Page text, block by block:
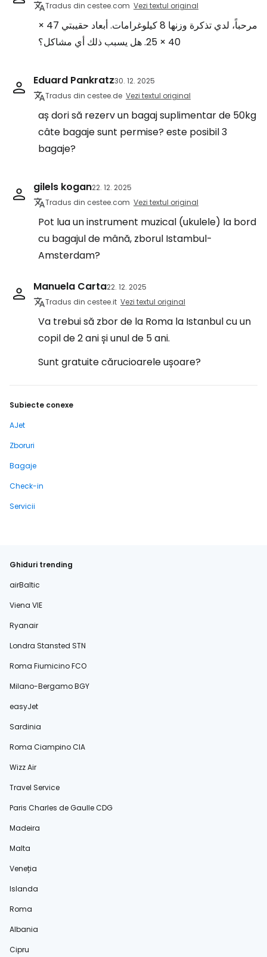
Tradus din cestee.com Vezi textul original
مرحباً، لدي تذكرة وزنها 8 كيلوغرامات. أبعاد حقيبتي 47 ×
40 × 25. هل يسبب ذلك أي مشاكل؟
Eduard Pankratz30. 12. 2025
Tradus din cestee.de Vezi textul original
aș dori să rezerv un bagaj suplimentar de 50kg
câte bagaje sunt permise? este posibil 3
bagaje?
gilels kogan22. 12. 2025
Tradus din cestee.com Vezi textul original
Pot lua un instrument muzical (ukulele) la bord
cu bagajul de mână, zborul Istambul-
Amsterdam?
Manuela Carta22. 12. 2025
Tradus din cestee.it Vezi textul original
Va trebui să zbor de la Roma la Istanbul cu un
copil de 2 ani și unul de 5 ani.
Sunt gratuite cărucioarele ușoare?
Subiecte conexe
AJet
Zboruri
Bagaje
Check-in
Servicii
Ghiduri trending
airBaltic
Viena VIE
Ryanair
Londra Stansted STN
Roma Fiumicino FCO
Milano-Bergamo BGY
easyJet
Sardinia
Roma Ciampino CIA
Wizz Air
Travel Service
Paris Charles de Gaulle CDG
Madeira
Malta
Veneția
Islanda
Roma
Albania
Cipru